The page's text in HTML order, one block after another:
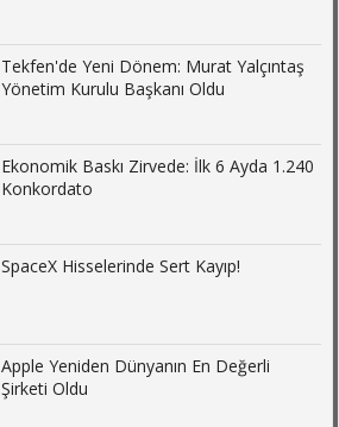
Tekfen'de Yeni Dönem: Murat Yalçıntaş
Yönetim Kurulu Başkanı Oldu
Ekonomik Baskı Zirvede: İlk 6 Ayda 1.240
Konkordato
SpaceX Hisselerinde Sert Kayıp!
Apple Yeniden Dünyanın En Değerli
Şirketi Oldu